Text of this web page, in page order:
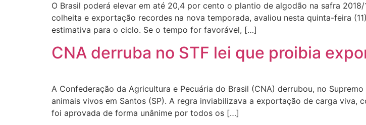
O Brasil poderá elevar em até 20,4 por cento o plantio de algodão na safra
colheita e exportação recordes na nova temporada, avaliou nesta quinta-feira
estimativa para o ciclo. Se o tempo for favorável, […]
CNA derruba no STF lei que proibia
A Confederação da Agricultura e Pecuária do Brasil (CNA) derrubou, no
animais vivos em Santos (SP). A regra inviabilizava a exportação de carga
foi aprovada de forma unânime por todos os […]